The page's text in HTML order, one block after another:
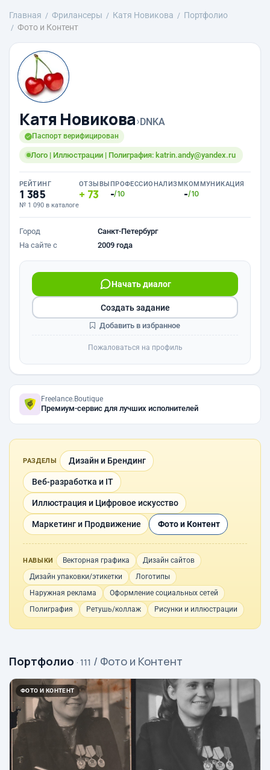
Главная Фрилансеры Катя Новикова
Портфолио
Фото и Контент
Катя Новикова›DNKA
Паспорт верифицирован
Лого | Иллюстрации | Полиграфия: katrin.andy@yandex.ru
РЕЙТИНГ
1 385
№ 1 090 в каталоге
ОТЗЫВЫ
73
ПРОФЕССИОНАЛИЗМ
-/10
КОММУНИКАЦИЯ
-/10
Город
Санкт-Петербург
На сайте с
2009 года
Начать диалог
Создать задание
Добавить в избранное
Пожаловаться на профиль
Freelance.Boutique
Премиум-сервис для лучших исполнителей
РАЗДЕЛЫ Дизайн и Брендинг
Веб-разработка и IT
Иллюстрация и Цифровое искусство
Маркетинг и Продвижение Фото и Контент
НАВЫКИ Векторная графика
Дизайн сайтов
Дизайн упаковки/этикетки
Логотипы
Наружная реклама
Оформление социальных сетей
Полиграфия
Ретушь/коллаж Рисунки и иллюстрации
Портфолио · 111 / Фото и Контент
ФОТО И КОНТЕНТ